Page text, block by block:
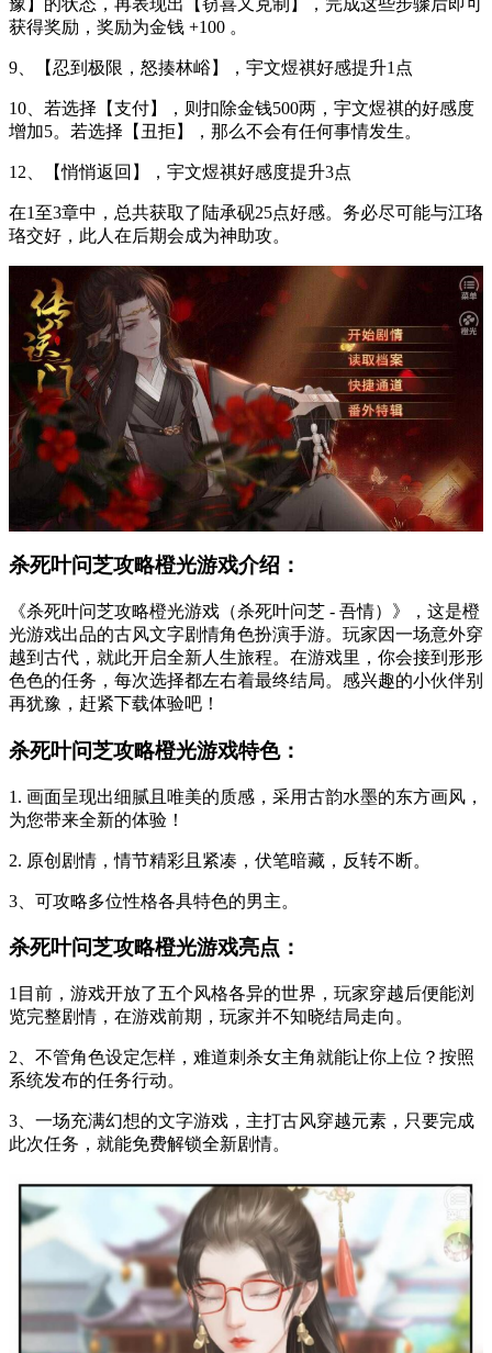
豫】的状态，再表现出【窃喜又克制】，完成这些步骤后即可
获得奖励，奖励为金钱 +100 。
9、【忍到极限，怒揍林峪】，宇文煜祺好感提升1点
10、若选择【支付】，则扣除金钱500两，宇文煜祺的好感度
增加5。若选择【丑拒】，那么不会有任何事情发生。
12、【悄悄返回】，宇文煜祺好感度提升3点
在1至3章中，总共获取了陆承砚25点好感。务必尽可能与江珞
珞交好，此人在后期会成为神助攻。
杀死叶问芝攻略橙光游戏介绍：
《杀死叶问芝攻略橙光游戏（杀死叶问芝 - 吾情）》，这是橙
光游戏出品的古风文字剧情角色扮演手游。玩家因一场意外穿
越到古代，就此开启全新人生旅程。在游戏里，你会接到形形
色色的任务，每次选择都左右着最终结局。感兴趣的小伙伴别
再犹豫，赶紧下载体验吧！
杀死叶问芝攻略橙光游戏特色：
1. 画面呈现出细腻且唯美的质感，采用古韵水墨的东方画风，
为您带来全新的体验！
2. 原创剧情，情节精彩且紧凑，伏笔暗藏，反转不断。
3、可攻略多位性格各具特色的男主。
杀死叶问芝攻略橙光游戏亮点：
1目前，游戏开放了五个风格各异的世界，玩家穿越后便能浏
览完整剧情，在游戏前期，玩家并不知晓结局走向。
2、不管角色设定怎样，难道刺杀女主角就能让你上位？按照
系统发布的任务行动。
3、一场充满幻想的文字游戏，主打古风穿越元素，只要完成
此次任务，就能免费解锁全新剧情。